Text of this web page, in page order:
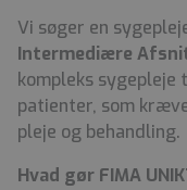
Vi søger en
Intermediære
kompleks
patienter, som
pleje og behandling.
Hvad gør FIMA